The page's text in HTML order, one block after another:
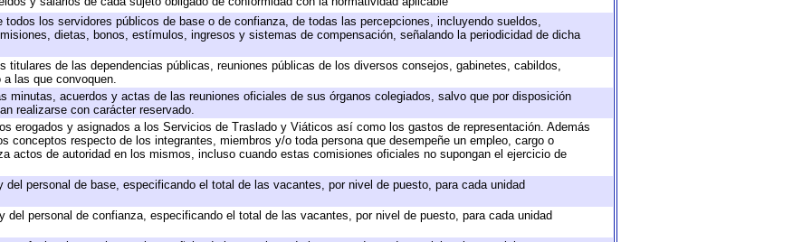
los servidores públicos de base o de confianza, de todas las percepciones, incluyendo sueldos,
dietas, bonos, estímulos, ingresos y sistemas de compensación, señalando la periodicidad de dicha
titulares de las dependencias públicas, reuniones públicas de los diversos consejos, gabinetes, cabildos,
las que convoquen.
minutas, acuerdos y actas de las reuniones oficiales de sus órganos colegiados, salvo que por disposición
realizarse con carácter reservado.
erogados y asignados a los Servicios de Traslado y Viáticos así como los gastos de representación. Además
conceptos respecto de los integrantes, miembros y/o toda persona que desempeñe un empleo, cargo o
actos de autoridad en los mismos, incluso cuando estas comisiones oficiales no supongan el ejercicio de
personal de base, especificando el total de las vacantes, por nivel de puesto, para cada unidad
personal de confianza, especificando el total de las vacantes, por nivel de puesto, para cada unidad